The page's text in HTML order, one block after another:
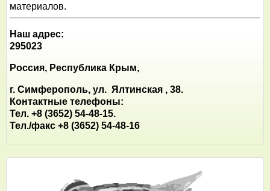
материалов.
Наш адрес:
295023
Россия, Республика Крым,
г. Симферополь, ул. Ялтинская , 38.
Контактные телефоны:
Тел. +8 (3652) 54-48-15.
Тел./факс +8 (3652) 54-48-16